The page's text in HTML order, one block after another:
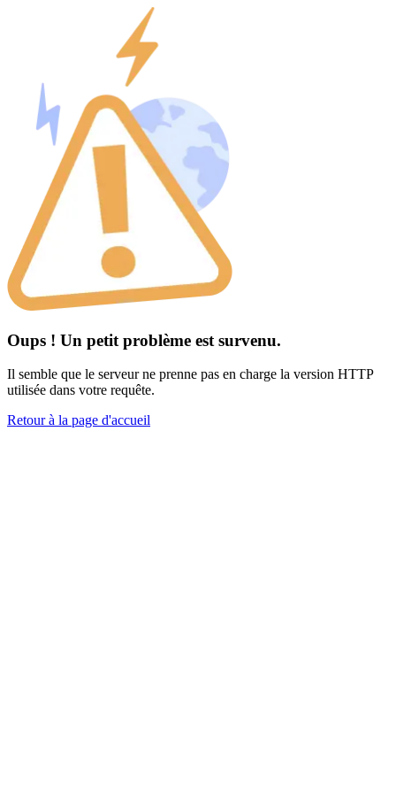
Oups ! Un petit problème est survenu.
Il semble que le serveur ne prenne pas en charge la version HTTP
utilisée dans votre requête.
Retour à la page d'accueil